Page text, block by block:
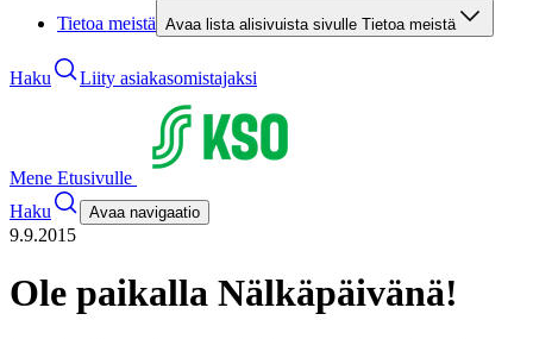
Tietoa meistä Avaa lista alisivuista sivulle Tietoa meistä
Haku Liity asiakasomistajaksi
Mene Etusivulle
Haku
Avaa navigaatio
9.9.2015
Ole paikalla Nälkäpäivänä!